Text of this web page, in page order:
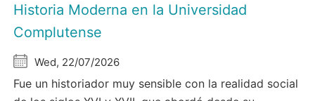
Historia Moderna en la Universidad
Complutense
Wed, 22/07/2026
Fue un historiador muy sensible con la realidad social